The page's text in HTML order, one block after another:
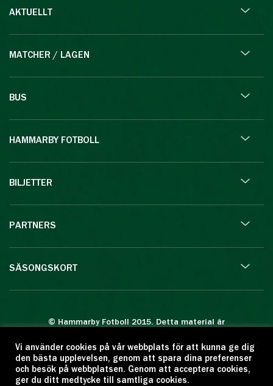
AKTUELLT
MATCHER / LAGEN
BUS
HAMMARBY FOTBOLL
BILJETTER
PARTNERS
SÄSONGSKORT
© Hammarby Fotboll 2015. Detta material är
Eftertryck eller annan kopiering är förbjuden.
Citera oss gärna men ange källan:
www.hammarbyfotboll.se. Ansvarig utgivare:
Vi använder cookies på vår webbplats för att kunna ge dig
den bästa upplevelsen, genom att spara dina preferenser
och besök på webbplatsen. Genom att acceptera cookies,
ger du ditt medtycke till samtliga cookies.